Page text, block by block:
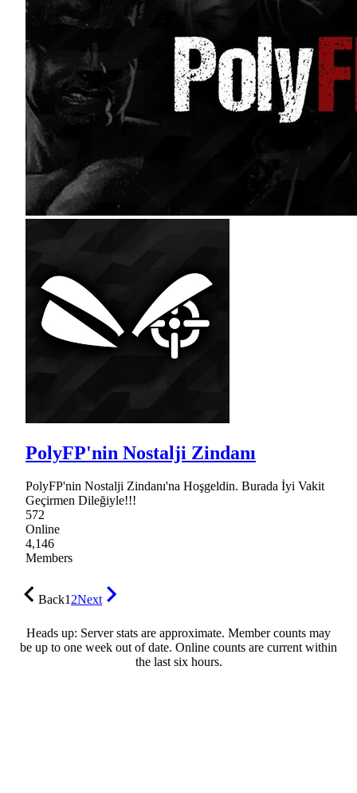
PolyFP'nin Nostalji Zindanı
PolyFP'nin Nostalji Zindanı'na Hoşgeldin. Burada İyi Vakit
Geçirmen Dileğiyle!!!
572
Online
4,146
Members
Back12Next
Heads up: Server stats are approximate. Member counts may
be up to one week out of date. Online counts are current within
the last six hours.